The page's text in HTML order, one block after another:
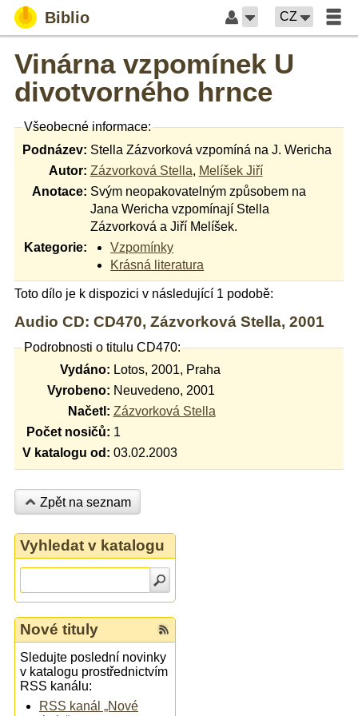
Biblio CZ
Vinárna vzpomínek U
divotvorného hrnce
Všeobecné informace:
Podnázev: Stella Zázvorková vzpomíná na J. Wericha
Autor: Zázvorková Stella, Melíšek Jiří
Anotace: Svým neopakovatelným způsobem na
Jana Wericha vzpomínají Stella
Zázvorková a Jiří Melíšek.
Kategorie:
Vzpomínky
Krásná literatura
Toto dílo je k dispozici v následující 1 podobě:
Audio CD: CD470, Zázvorková Stella, 2001
Podrobnosti o titulu CD470:
Vydáno: Lotos, 2001, Praha
Vyrobeno: Neuvedeno, 2001
Načetl: Zázvorková Stella
Počet nosičů: 1
V katalogu od: 03.02.2003
Zpět na seznam
Vyhledat v katalogu
Nové tituly
Sledujte poslední novinky
v katalogu prostřednictvím
RSS kanálu:
RSS kanál „Nové